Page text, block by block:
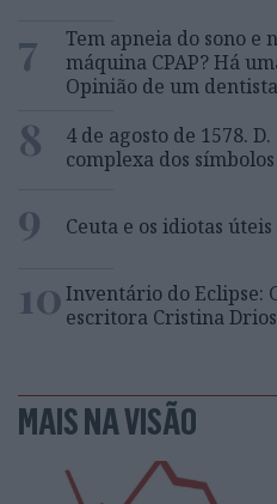
7
Tem apneia do sono e
máquina CPAP? Há
Opinião de um dentista
8
4 de agosto de 1578.
complexa dos símbolos
9 Ceuta e os idiotas
10Inventário do Eclipse:
escritora Cristina Drios
MAIS NA VISÃO